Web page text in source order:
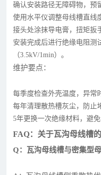
确认安装路径无障碍物，预
使用水平仪调整母线槽直线
接头处涂抹导电膏，扭矩扳
安装完成后进行绝缘电阻测
（3.5kV/1min）。
维护要点：
每季度检查外壳温度，异常
每年清理散热槽灰尘，防止
5年更换一次绝缘材料，避免
FAQ：关于瓦沟母线槽
Q：瓦沟母线槽与密集型